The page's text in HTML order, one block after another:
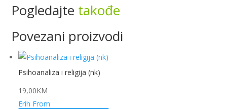
Pogledajte takođe
Povezani proizvodi
Psihoanaliza i religija (nk)
19,00KM
Erih From